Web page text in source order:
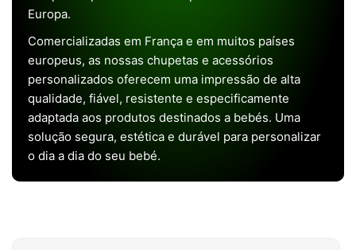
Europa.
Comercializadas em França e em muitos países
europeus, as nossas chupetas e acessórios
personalizados oferecem uma impressão de alta
qualidade, fiável, resistente e especificamente
adaptada aos produtos destinados a bebés. Uma
solução segura, estética e durável para personalizar
o dia a dia do seu bebé.